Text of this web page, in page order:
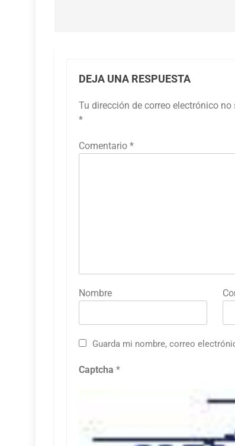
DEJA UNA RESPUESTA
Tu dirección de correo electrónico no
*
Comentario *
Nombre
Guarda mi nombre, correo
Captcha *